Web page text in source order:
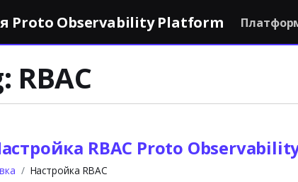
Proto Observability Platform
RBAC
RBAC Proto
Настройка RBAC